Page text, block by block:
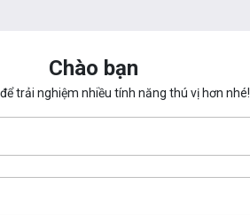
Chào bạn
trải nghiệm nhiều tính năng thú vị hơn nhé!